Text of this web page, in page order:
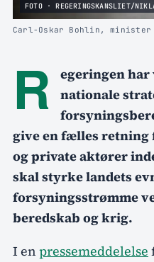
FOTO · REGERINGSKANSLIET/
Carl-Oskar Bohlin,
R
egeringen har
nationale
give en fælles retning
og private aktører
skal styrke landets
forsyningsstrømme
beredskab og krig.
I en pressemeddelelse